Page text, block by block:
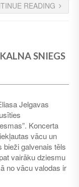
READING
SNIEGS
Jelgavas
Koncerta
vācu un
galvenais tēls
vairāku dziesmu
no vācu valodas ir